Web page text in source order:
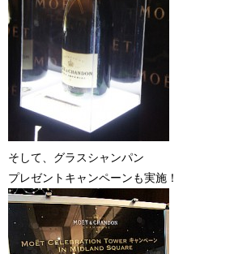
そして、グラスシャンパン
プレゼントキャンペーンも実施！